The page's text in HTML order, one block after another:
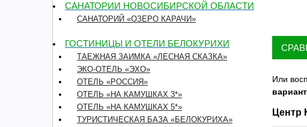
Или
Центр
САНАТОРИИ НОВОСИБИРСКОЙ ОБЛАСТИ
САНАТОРИЙ «ОЗЕРО КАРАЧИ»
ГОСТИНИЦЫ И ОТЕЛИ БЕЛОКУРИХИ
ТАЕЖНАЯ ЗАИМКА «ЛЕСНАЯ СКАЗКА»
ЭКО-ОТЕЛЬ «ЭХО»
ОТЕЛЬ «РОССИЯ»
ОТЕЛЬ «НА КАМУШКАХ 3*»
ОТЕЛЬ «НА КАМУШКАХ 5*»
ТУРИСТИЧЕСКАЯ БАЗА «БЕЛОКУРИХА»